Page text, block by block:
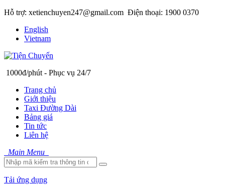
Hỗ trợ: xetienchuyen247@gmail.com Điện thoại: 1900 0370
English
Vietnam
1000đ/phút - Phục vụ 24/7
Trang chủ
Giới thiệu
Taxi Đường Dài
Bảng giá
Tin tức
Liên hệ
Main Menu
Tải ứng dụng